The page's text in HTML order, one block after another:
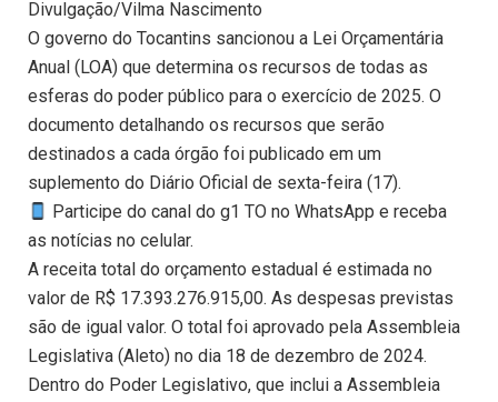
Divulgação/Vilma Nascimento
O governo do Tocantins sancionou a Lei Orçamentária
Anual (LOA) que determina os recursos de todas as
esferas do poder público para o exercício de 2025. O
documento detalhando os recursos que serão
destinados a cada órgão foi publicado em um
suplemento do Diário Oficial de sexta-feira (17).
Participe do canal do g1 TO no WhatsApp e receba
as notícias no celular.
A receita total do orçamento estadual é estimada no
valor de R$ 17.393.276.915,00. As despesas previstas
são de igual valor. O total foi aprovado pela Assembleia
Legislativa (Aleto) no dia 18 de dezembro de 2024.
Dentro do Poder Legislativo, que inclui a Assembleia